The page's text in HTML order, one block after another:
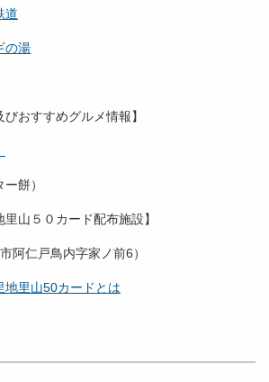
道
の湯
びおすすめグルメ情報】
餅）
里山５０カード配布施設】
仁戸鳥内字家ノ前6）
里山50カードとは